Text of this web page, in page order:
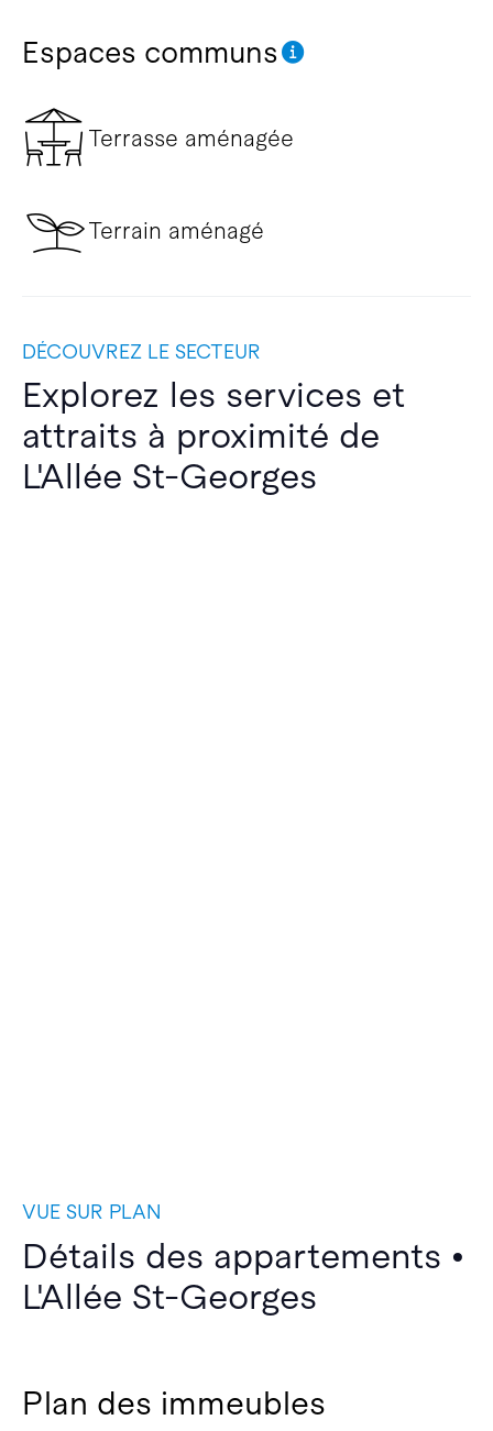
Espaces communs
Terrasse aménagée
Terrain aménagé
DÉCOUVREZ LE SECTEUR
Explorez les services et
attraits à proximité de
L'Allée St-Georges
VUE SUR PLAN
Détails des appartements •
L'Allée St-Georges
Plan des immeubles